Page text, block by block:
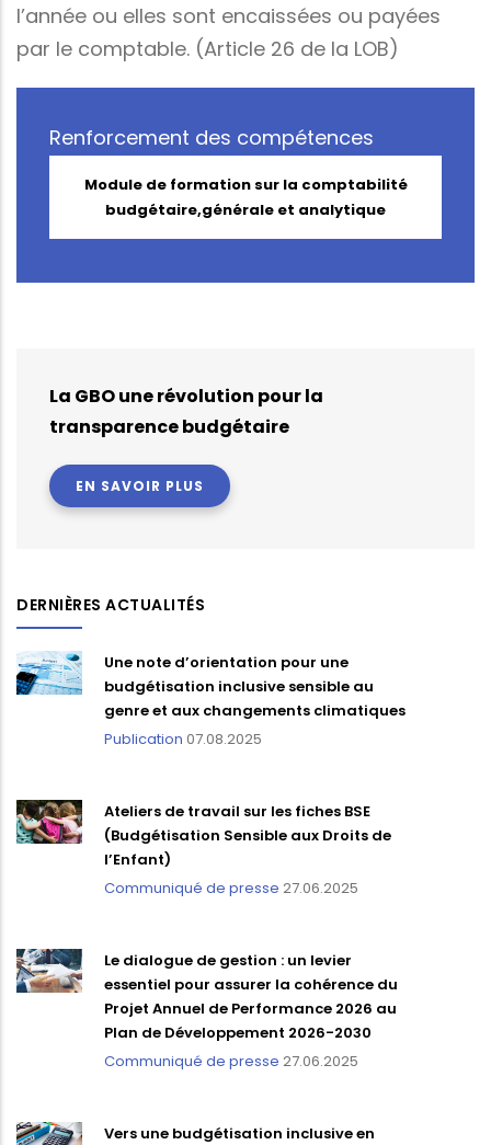
l’année ou elles sont encaissées ou payées
par le comptable. (Article 26 de la LOB)
Renforcement des compétences
Module de formation sur la comptabilité
budgétaire,générale et analytique
La GBO une révolution pour la
transparence budgétaire
EN SAVOIR PLUS
DERNIÈRES ACTUALITÉS
Une note d’orientation pour une
budgétisation inclusive sensible au
genre et aux changements climatiques
Publication 07.08.2025
Ateliers de travail sur les fiches BSE
(Budgétisation Sensible aux Droits de
l’Enfant)
Communiqué de presse 27.06.2025
Le dialogue de gestion : un levier
essentiel pour assurer la cohérence du
Projet Annuel de Performance 2026 au
Plan de Développement 2026-2030
Communiqué de presse 27.06.2025
Vers une budgétisation inclusive en